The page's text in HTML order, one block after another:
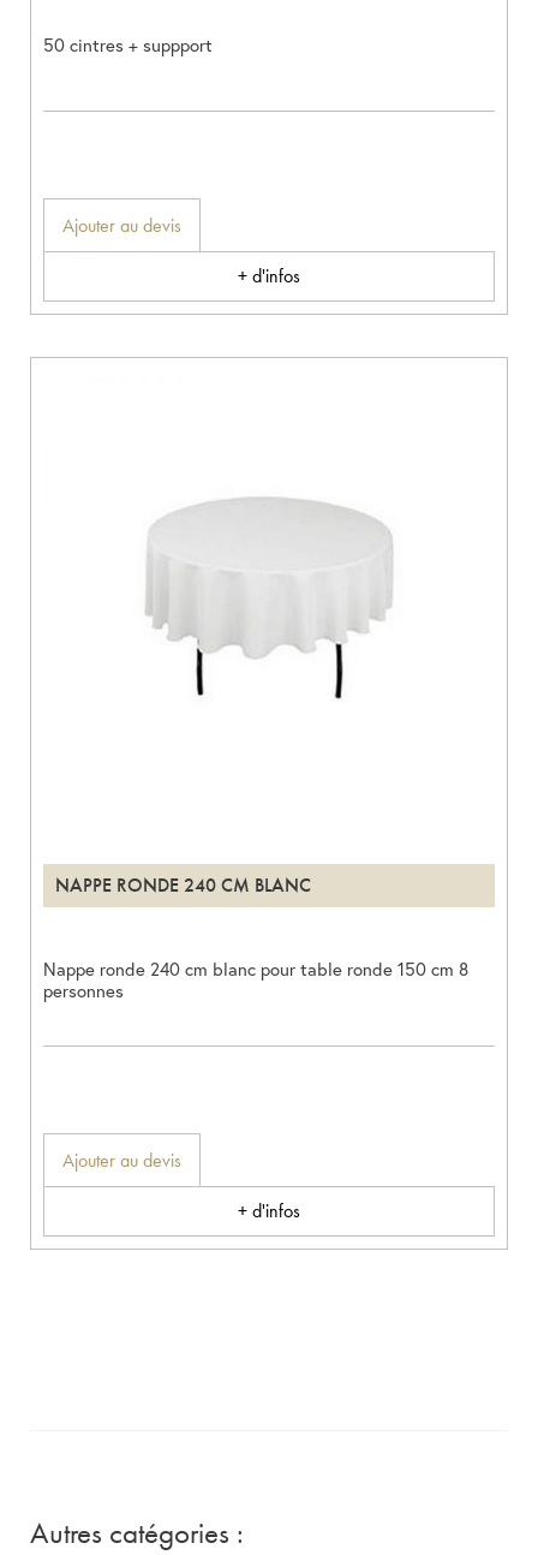
50 cintres + suppport
Ajouter au devis
+ d'infos
NAPPE RONDE 240 CM BLANC
Nappe ronde 240 cm blanc pour table ronde 150 cm 8
personnes
Ajouter au devis
+ d'infos
Autres catégories :